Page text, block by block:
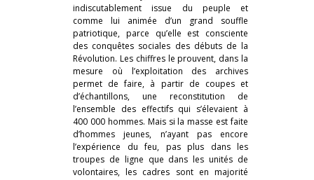
indiscutablement issue du peuple et
comme lui animée d’un grand souffle
patriotique, parce qu’elle est consciente
des conquêtes sociales des débuts de la
Révolution. Les chiffres le prouvent, dans la
mesure où l’exploitation des archives
permet de faire, à partir de coupes et
d’échantillons, une reconstitution de
l’ensemble des effectifs qui s’élevaient à
400 000 hommes. Mais si la masse est faite
d’hommes jeunes, n’ayant pas encore
l’expérience du feu, pas plus dans les
troupes de ligne que dans les unités de
volontaires, les cadres sont en majorité